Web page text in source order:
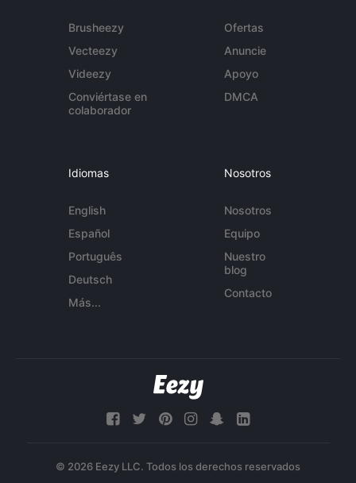
Brusheezy
Vecteezy
Videezy
Conviértase en
colaborador
Ofertas
Anuncie
Apoyo
DMCA
Idiomas
English
Español
Português
Deutsch
Más...
Nosotros
Nosotros
Equipo
Nuestro
blog
Contacto
© 2026 Eezy LLC. Todos los derechos reservados